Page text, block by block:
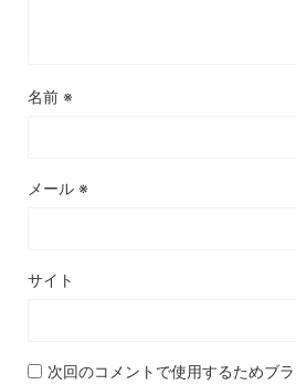
名前 ※
メール ※
サイト
次回のコメントで使用するためブ